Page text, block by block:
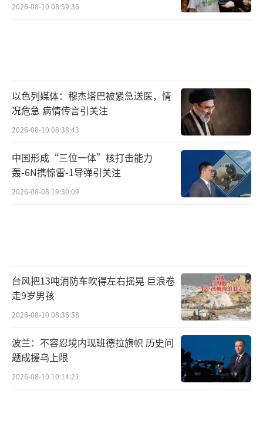
2026-08-10 08:59:36
以色列媒体：穆杰塔巴被紧急送医，情
况危急 病情传言引关注
2026-08-10 08:38:43
中国形成“三位一体”核打击能力
轰-6N携惊雷-1导弹引关注
2026-08-08 19:30:09
台风把13吨消防车吹得左右摇晃 巨浪卷
走9岁男孩
2026-08-10 08:36:58
波兰：不容忍境内现班德拉旗帜 历史问
题成援乌上限
2026-08-10 10:14:21